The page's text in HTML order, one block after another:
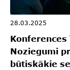
28.03.2025
Noziegumi
būtiskākie